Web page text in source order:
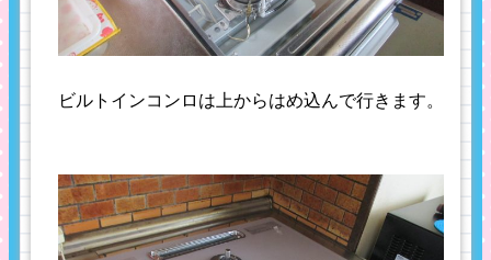
ビルトインコンロは上からはめ込んで行きます。